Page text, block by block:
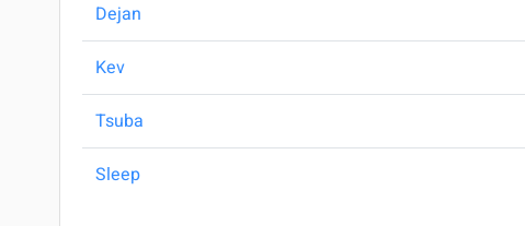
Dejan
Kev
Tsuba
Sleep